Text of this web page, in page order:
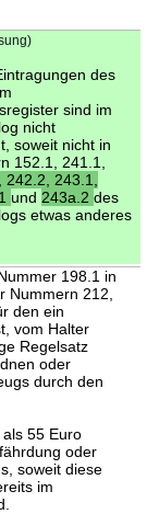
des
sind im
nicht
soweit nicht in
152.1, 241.1,
242.2, 243.1,
und 243a.2 des
etwas anderes
198.1 in
Nummern 212,
den ein
vom Halter
Regelsatz
oder
durch den
55 Euro
oder
soweit diese
im